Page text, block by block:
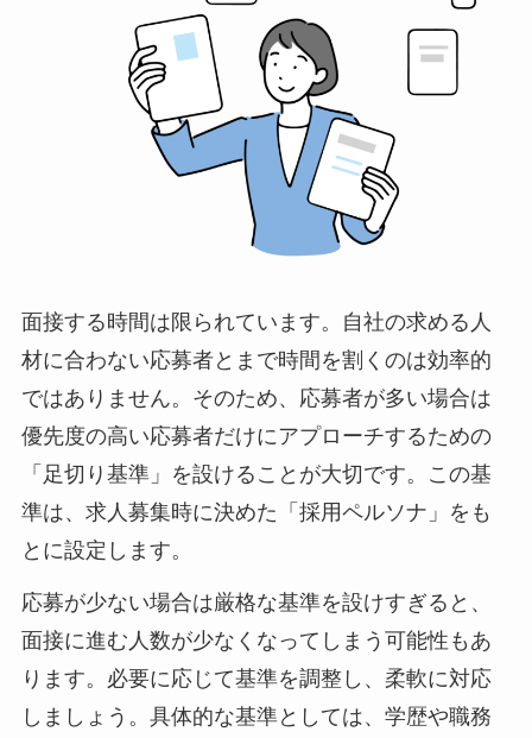
面接する時間は限られています。自社の求める人
材に合わない応募者とまで時間を割くのは効率的
ではありません。そのため、応募者が多い場合は
優先度の高い応募者だけにアプローチするための
「足切り基準」を設けることが大切です。この基
準は、求人募集時に決めた「採用ペルソナ」をも
とに設定します。
応募が少ない場合は厳格な基準を設けすぎると、
面接に進む人数が少なくなってしまう可能性もあ
ります。必要に応じて基準を調整し、柔軟に対応
しましょう。具体的な基準としては、学歴や職務